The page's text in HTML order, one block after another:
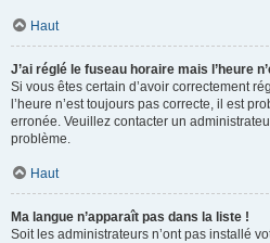
Haut
J’ai réglé le fuseau horaire mais l’heure
Si vous êtes certain d’avoir correctement
l’heure n’est toujours pas correcte, il est
erronée. Veuillez contacter un
problème.
Haut
Ma langue n’apparaît pas dans la liste !
Soit les administrateurs n’ont pas installé